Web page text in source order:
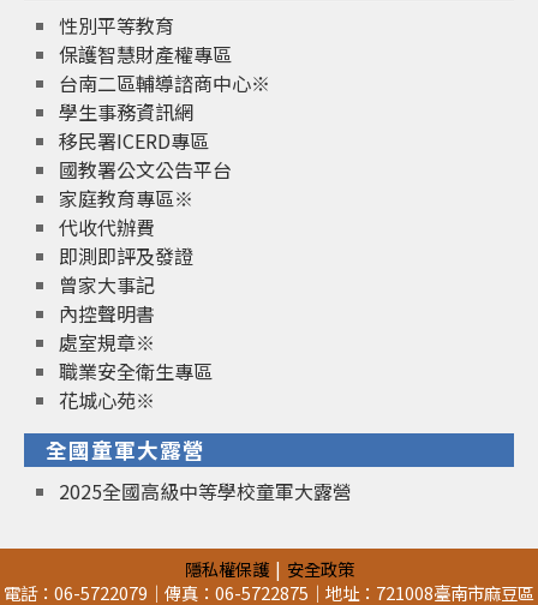
性別平等教育
保護智慧財產權專區
台南二區輔導諮商中心※
學生事務資訊網
移民署ICERD專區
國教署公文公告平台
家庭教育專區※
代收代辦費
即測即評及發證
曾家大事記
內控聲明書
處室規章※
職業安全衛生專區
花城心苑※
全國童軍大露營
2025全國高級中等學校童軍大露營
隱私權保護
安全政策
電話：06-5722079｜傳真：06-5722875｜地址：721008臺南市麻豆區